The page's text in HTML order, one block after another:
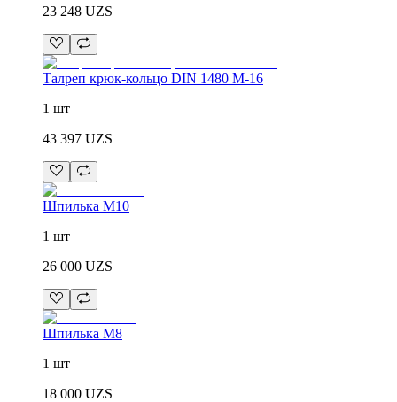
23 248 UZS
Талреп крюк-кольцо DIN 1480 М-16
1 шт
43 397 UZS
Шпилька М10
1 шт
26 000 UZS
Шпилька М8
1 шт
18 000 UZS